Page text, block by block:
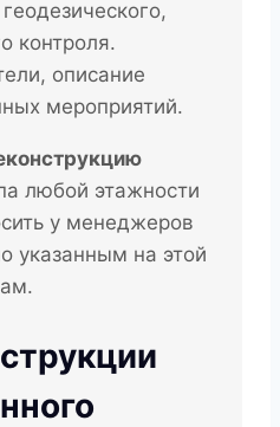
контроля.
описание
мероприятий.
любой этажности
у менеджеров
указанным на этой